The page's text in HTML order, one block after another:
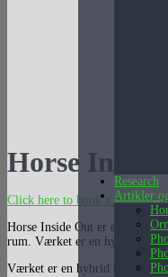
Research
Artikler
Horse
Click here to book a time for
Horse Inside Out er en
rum. Værket er en hybrid af
Værket er en hybrid af lyd,